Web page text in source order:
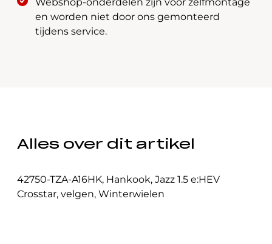
en worden niet door ons gemonteerd
tijdens service.
Alles over dit artikel
42750-TZA-A16HK, Hankook, Jazz 1.5 e:HEV
Crosstar, velgen, Winterwielen